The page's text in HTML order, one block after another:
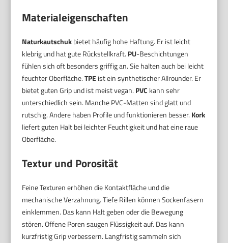
Materialeigenschaften
Naturkautschukbietet häufig hohe Haftung. Er ist leicht
klebrig und hat gute Rückstellkraft. PU-Beschichtungen
fühlen sich oft besonders griffig an. Sie halten auch bei leicht
feuchter Oberfläche.TPEist ein synthetischer Allrounder. Er
bietet guten Grip und ist meist vegan. PVC kann sehr
unterschiedlich sein. Manche PVC-Matten sind glatt und
rutschig. Andere haben Profile und funktionieren besser. Kork
liefert guten Halt bei leichter Feuchtigkeit und hat eine raue
Oberfläche.
Textur und Porosität
Feine Texturen erhöhen die Kontaktfläche und die
mechanische Verzahnung. Tiefe Rillen können Sockenfasern
einklemmen. Das kann Halt geben oder die Bewegung
stören. Offene Poren saugen Flüssigkeit auf. Das kann
kurzfristig Grip verbessern. Langfristig sammeln sich